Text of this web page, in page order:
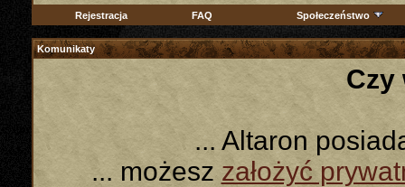
Rejestracja FAQ Społeczeństwo
Komunikaty
Czy
... Altaron
... możeszzałożyć